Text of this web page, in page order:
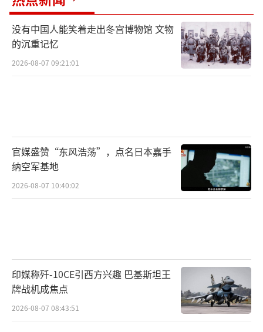
没有中国人能笑着走出冬宫博物馆 文物
的沉重记忆
2026-08-07 09:21:01
官媒盛赞“东风浩荡”，点名日本嘉手
纳空军基地
2026-08-07 10:40:02
印媒称歼-10CE引西方兴趣 巴基斯坦王
牌战机成焦点
2026-08-07 08:43:51